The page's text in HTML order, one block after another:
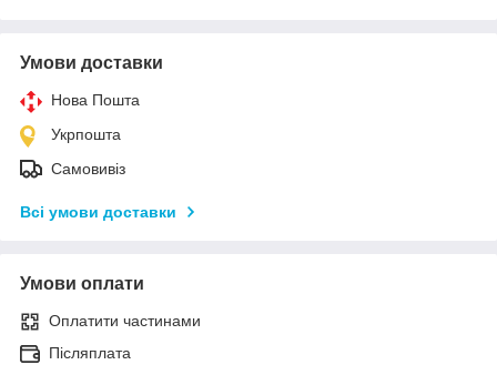
Умови доставки
Нова Пошта
Укрпошта
Самовивіз
Всі умови доставки
Умови оплати
Оплатити частинами
Післяплата